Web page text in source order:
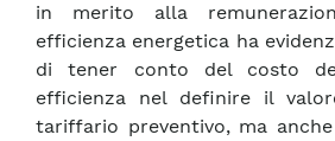
in merito alla
efficienza energetica ha
di tener conto del costo
efficienza nel definire il
tariffario preventivo, ma